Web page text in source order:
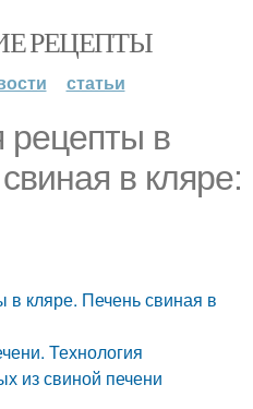
РЕЦЕПТЫ
статьи
рецепты в
в кляре:
в кляре. Печень свиная в
Технология
из свиной печени